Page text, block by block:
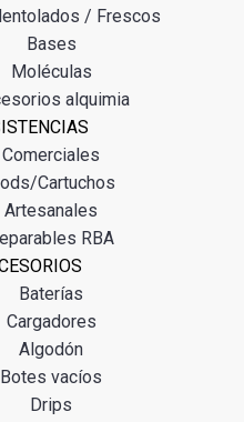
/ Frescos
Bases
Moléculas
alquimia
Comerciales
Cartuchos
Artesanales
RBA
Baterías
Cargadores
Algodón
Botes vacíos
Drips